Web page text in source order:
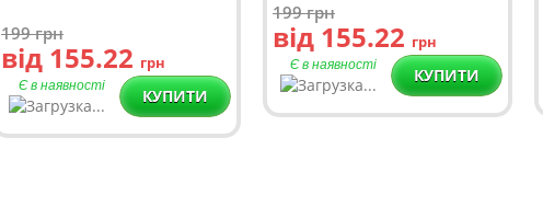
199грн
від 155.22 грн
Є в наявності КУПИТИ
199грн
від 155.22 грн
Є в наявності КУПИТИ